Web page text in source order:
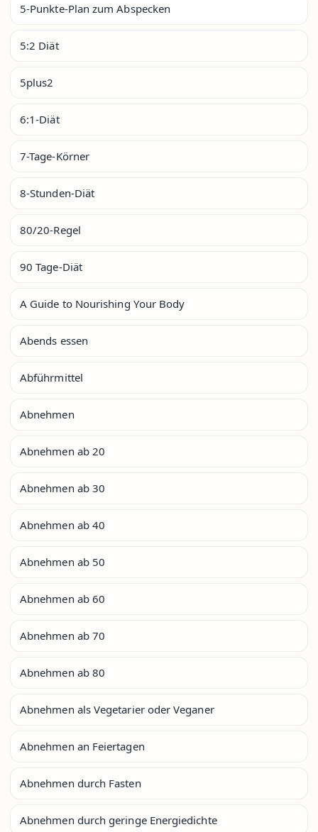
5-Punkte-Plan zum Abspecken
5:2 Diät
5plus2
6:1-Diät
7-Tage-Körner
8-Stunden-Diät
80/20-Regel
90 Tage-Diät
A Guide to Nourishing Your Body
Abends essen
Abführmittel
Abnehmen
Abnehmen ab 20
Abnehmen ab 30
Abnehmen ab 40
Abnehmen ab 50
Abnehmen ab 60
Abnehmen ab 70
Abnehmen ab 80
Abnehmen als Vegetarier oder Veganer
Abnehmen an Feiertagen
Abnehmen durch Fasten
Abnehmen durch geringe Energiedichte